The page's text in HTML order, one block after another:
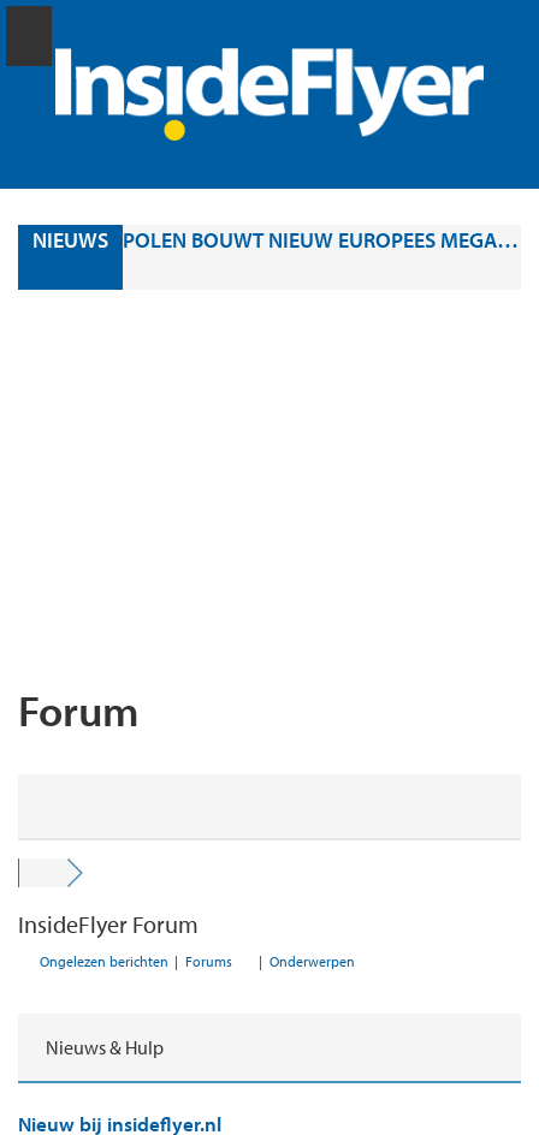
NIEUWS POLEN BOUWT NIEUW EUROPEES MEGA-AIRPORT: PORT POLSKA
Forum
InsideFlyer Forum
Ongelezen berichten | Forums | Onderwerpen
Nieuws & Hulp
Nieuw bij insideflyer.nl